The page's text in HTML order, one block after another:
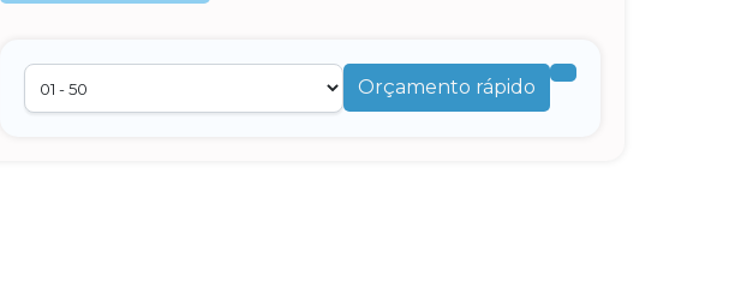
Orçamento rápido